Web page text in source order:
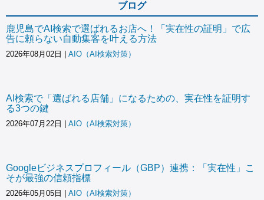
ブログ
鹿児島でAI検索で選ばれるお店へ！「実在性の証明」で広
告に頼らない自動集客を叶える方法
2026年08月02日 | AIO（AI検索対策）
AI検索で「選ばれる店舗」になるための、実在性を証明す
る3つの鍵
2026年07月22日 | AIO（AI検索対策）
Googleビジネスプロフィール（GBP）連携：「実在性」こ
そが最強の信頼指標
2026年05月05日 | AIO（AI検索対策）